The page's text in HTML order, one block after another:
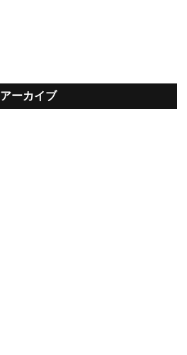
アーカイブ